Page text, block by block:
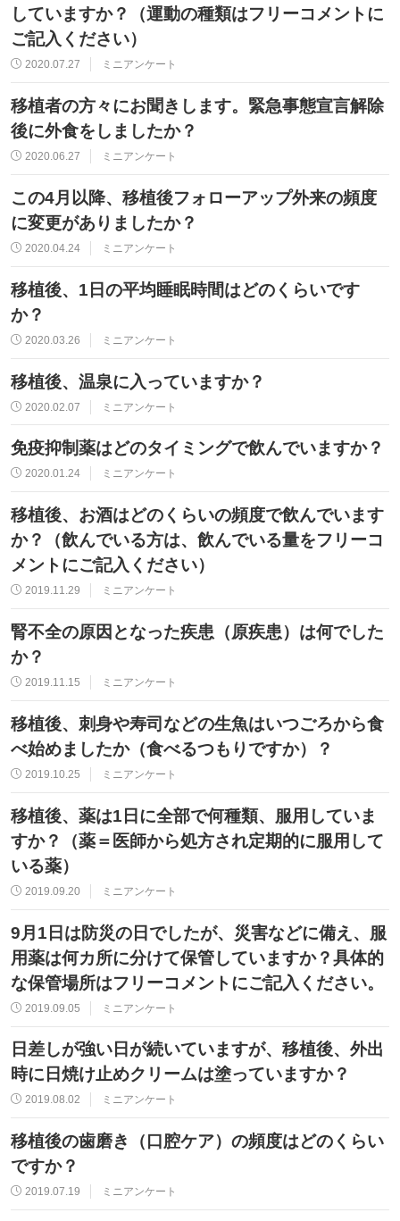
していますか？（運動の種類はフリーコメントに
ご記入ください）
2020.07.27 ミニアンケート
移植者の方々にお聞きします。緊急事態宣言解除
後に外食をしましたか？
2020.06.27 ミニアンケート
この4月以降、移植後フォローアップ外来の頻度
に変更がありましたか？
2020.04.24 ミニアンケート
移植後、1日の平均睡眠時間はどのくらいです
か？
2020.03.26 ミニアンケート
移植後、温泉に入っていますか？
2020.02.07 ミニアンケート
免疫抑制薬はどのタイミングで飲んでいますか？
2020.01.24 ミニアンケート
移植後、お酒はどのくらいの頻度で飲んでいます
か？（飲んでいる方は、飲んでいる量をフリーコ
メントにご記入ください）
2019.11.29 ミニアンケート
腎不全の原因となった疾患（原疾患）は何でした
か？
2019.11.15 ミニアンケート
移植後、刺身や寿司などの生魚はいつごろから食
べ始めましたか（食べるつもりですか）？
2019.10.25 ミニアンケート
移植後、薬は1日に全部で何種類、服用していま
すか？（薬＝医師から処方され定期的に服用して
いる薬）
2019.09.20 ミニアンケート
9月1日は防災の日でしたが、災害などに備え、服
用薬は何カ所に分けて保管していますか？具体的
な保管場所はフリーコメントにご記入ください。
2019.09.05 ミニアンケート
日差しが強い日が続いていますが、移植後、外出
時に日焼け止めクリームは塗っていますか？
2019.08.02 ミニアンケート
移植後の歯磨き（口腔ケア）の頻度はどのくらい
ですか？
2019.07.19 ミニアンケート